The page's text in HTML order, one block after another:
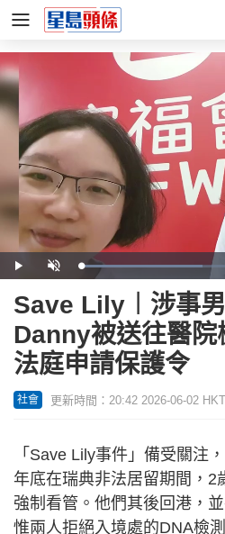
Play Unmute Loaded:
60.13%
Save Lily︱涉事
Danny被送往醫院
法庭申請保護令
社會 更新時間：20:42 2026-06-02 HKT
「Save Lily事件」備受關注
年底在瑞典非法居留期間，2
強制看管。他們其後回港，
惟兩人拒絕入境處的DNA檢